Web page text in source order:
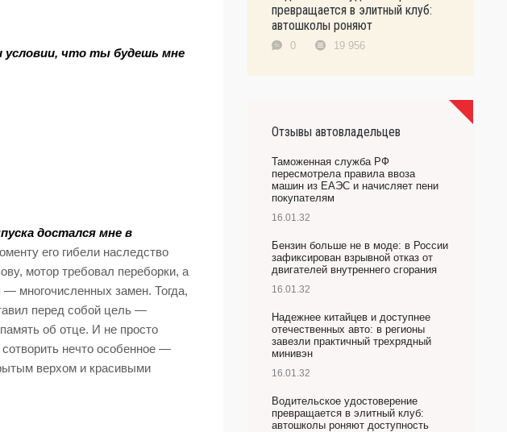
условии, что ты будешь мне
достался мне в
его гибели наследство
мотор требовал переборки, а
— многочисленных замен. Тогда,
перед собой цель —
об отце. И не просто
нечто особенное —
верхом и красивыми
превращается в элитный клуб:
автошколы роняют
0 19 956
Отзывы автовладельцев
Таможенная служба РФ
пересмотрела правила ввоза
машин из ЕАЭС и начисляет пени
покупателям
16.01.32
Бензин больше не в моде: в России
зафиксирован взрывной отказ от
двигателей внутреннего сгорания
16.01.32
Надежнее китайцев и доступнее
отечественных авто: в регионы
завезли практичный трехрядный
минивэн
16.01.32
Водительское удостоверение
превращается в элитный клуб:
автошколы роняют доступность